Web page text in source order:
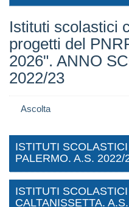
Istituti scolastici
progetti del
2026". ANNO
2022/23
Ascolta
ISTITUTI
PALERMO. A.S. 2022/
ISTITUTI
CALTANISSETTA.